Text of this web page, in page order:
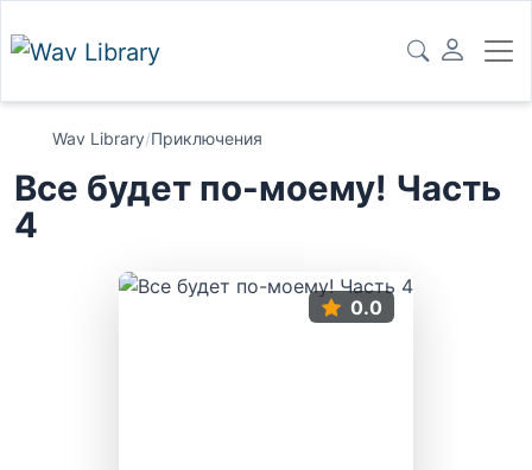
Wav Library/Приключения
Все будет по-моему! Часть
4
0.0